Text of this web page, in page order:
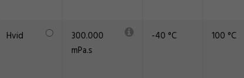
Hvid
300.000
mPa.s
-40 °C 100 °C